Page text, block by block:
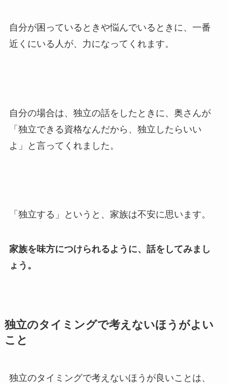
自分が困っているときや悩んでいるときに、一番
近くにいる人が、力になってくれます。
自分の場合は、独立の話をしたときに、奥さんが
「独立できる資格なんだから、独立したらいい
よ」と言ってくれました。
「独立する」というと、家族は不安に思います。
家族を味方につけられるように、話をしてみまし
ょう。
独立のタイミングで考えないほうがよい
こと
独立のタイミングで考えないほうが良いことは、